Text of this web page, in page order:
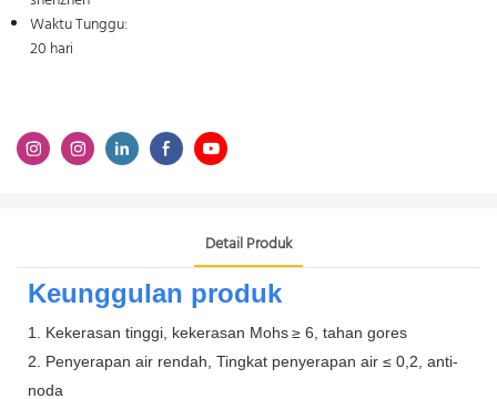
Waktu Tunggu:
20 hari
Detail Produk
Keunggulan produk
1. Kekerasan tinggi, kekerasan Mohs≥ 6, tahan gores
2. Penyerapan air rendah, Tingkat penyerapan air ≤ 0,2, anti-
noda